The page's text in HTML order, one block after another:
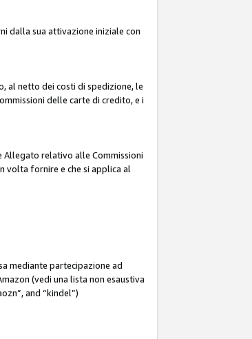
dalla sua attivazione iniziale con
al netto dei costi di spedizione, le
delle carte di credito, e i
Allegato relativo alle Commissioni
volta fornire e che si applica al
mediante partecipazione ad
(vedi una lista non esaustiva
and “kindel”)